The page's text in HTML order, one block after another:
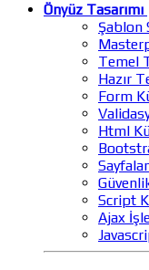
Önyüz Tasarımı
Şablon
Temel
Hazır
Form
Html
Script
Ajax